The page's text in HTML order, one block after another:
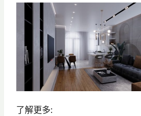
了解更多: